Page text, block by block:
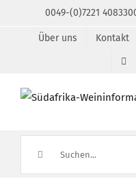
0049-(0)7221
Über uns Kontakt
nach: